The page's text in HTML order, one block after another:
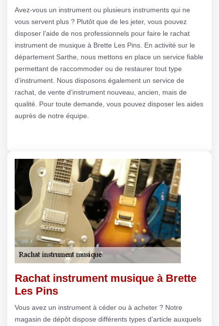
Avez-vous un instrument ou plusieurs instruments qui ne
vous servent plus ? Plutôt que de les jeter, vous pouvez
disposer l’aide de nos professionnels pour faire le rachat
instrument de musique à Brette Les Pins. En activité sur le
département Sarthe, nous mettons en place un service fiable
permettant de raccommoder ou de restaurer tout type
d’instrument. Nous disposons également un service de
rachat, de vente d’instrument nouveau, ancien, mais de
qualité. Pour toute demande, vous pouvez disposer les aides
auprès de notre équipe.
Rachat instrument musique à Brette
Les Pins
Vous avez un instrument à céder ou à acheter ? Notre
magasin de dépôt dispose différents types d’article auxquels